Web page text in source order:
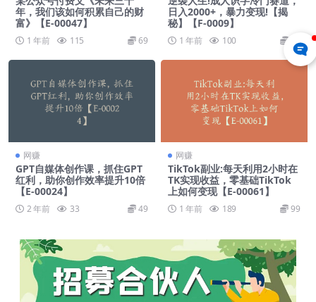
年，我们该如何积累自己的财
富》【E-00047】
1 年前 115 69
日入2000+，暴力变现!【揭
秘】【F-0009】
1 年前 100 69
网赚
GPT自媒体创作课，抓住GPT
红利，助你创作效率提升10倍
【E-00024】
2 年前 33 49
网赚
TikTok副业:每天利用2小时在
TK实现收益，零基础TikTok
上如何变现【E-00061】
1 年前 189 99